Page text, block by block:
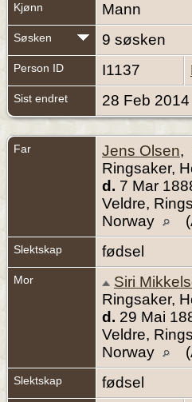
Kjønn Mann
Søsken 9 søsken
Person ID I1137
Sist endret 28 Feb 2014
Far Jens Olsen,
Ringsaker,
d. 7 Mar
Veldre,
Norway
Slektskap fødsel
Mor Siri
Ringsaker,
d. 29 Mai
Veldre,
Norway
Slektskap fødsel